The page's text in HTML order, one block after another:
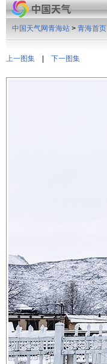
上一图集 下一图集
中国天气网青海站 > 青海首页